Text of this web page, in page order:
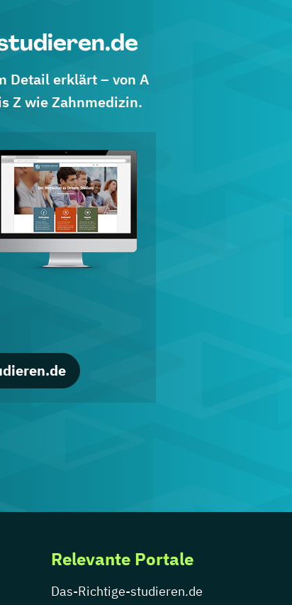
Detail erklärt – von A
Z wie Zahnmedizin.
Relevante Portale
Das-Richtige-studieren.de